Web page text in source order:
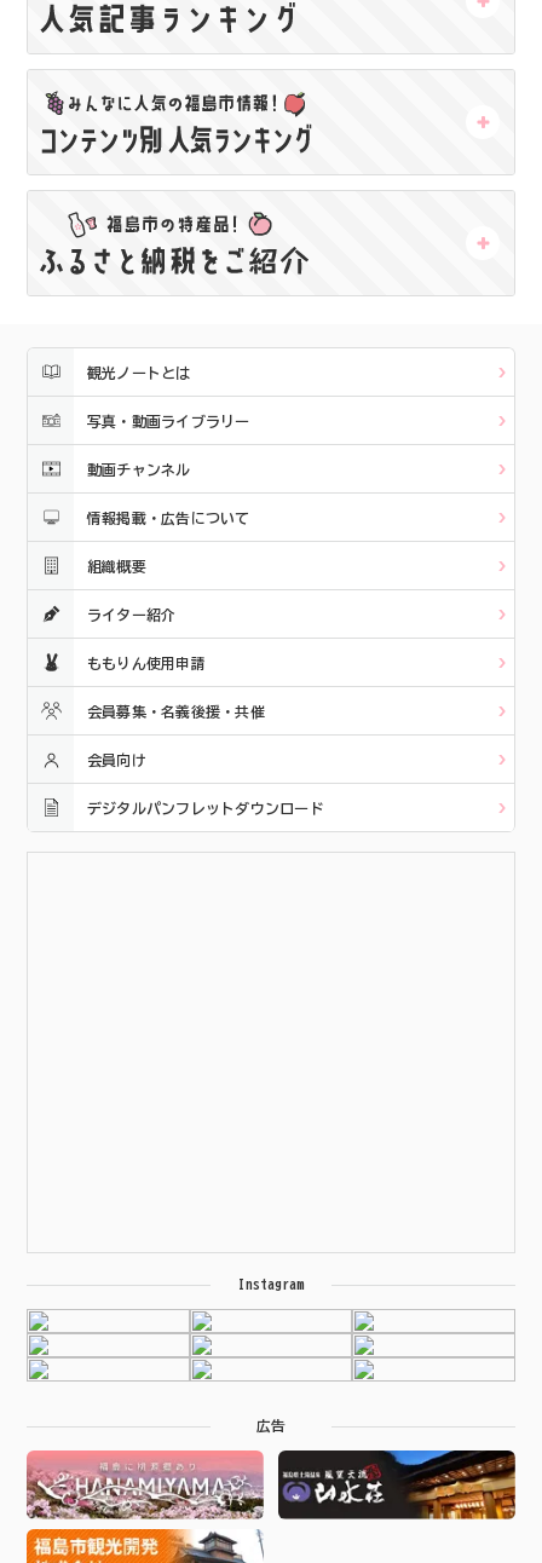
観光ノートとは
写真・動画ライブラリー
動画チャンネル
情報掲載・広告について
組織概要
ライター紹介
ももりん使用申請
会員募集・名義後援・共催
会員向け
デジタルパンフレットダウンロード
Instagram
広告